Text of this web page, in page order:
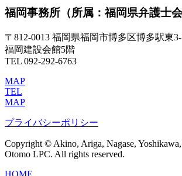
福岡事務所 （所属：福岡県弁護士会
〒812-0013 福岡県福岡市博多区博多駅東
福岡建設会館5階
TEL 092-292-6763
MAP
TEL
MAP
プライバシーポリシー
Copyright © Akino, Ariga, Nagase,
Otomo LPC. All rights reserved.
HOME